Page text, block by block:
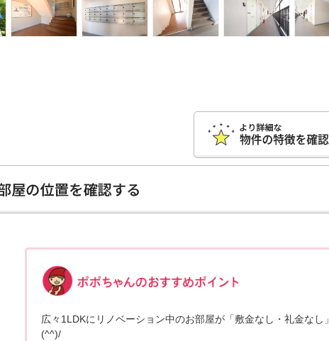
広々1LDKにリノベーション中のお部屋が「敷金なし・礼金なし」
(^^)/